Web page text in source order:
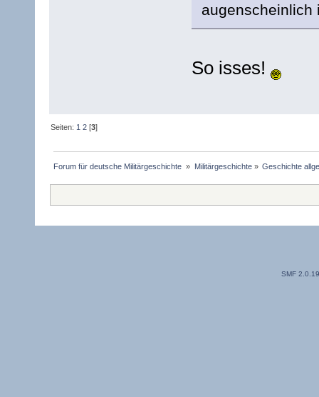
augenscheinlich
So isses!
Seiten: 1 2 [3]
Forum für deutsche Militärgeschichte » Militärgeschichte» Geschichte
SMF 2.0.19